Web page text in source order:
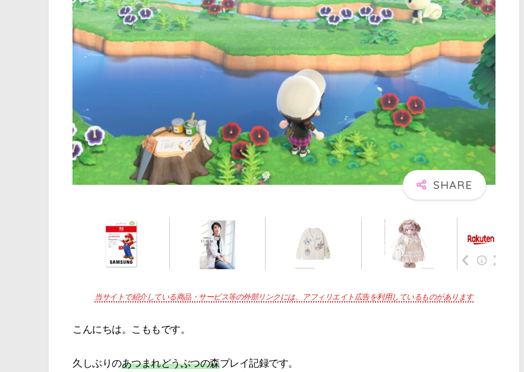
当サイトで紹介している商品・サービス等の外部リンクには、アフィリエイト広告を利用しているものがあります
こんにちは。こももです。
久しぶりのあつまれどうぶつの森プレイ記録です。